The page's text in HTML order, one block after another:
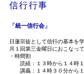
信行行事
「統一信行会」
日蓮宗徒として信行の基本を
月１回第三金曜日におこなっ
・時間割
読経：１３時から１４時
講義：１４時３０分から１